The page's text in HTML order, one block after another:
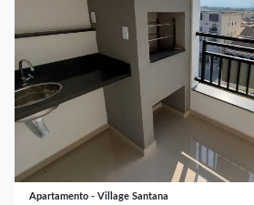
Apartamento - Village Santana